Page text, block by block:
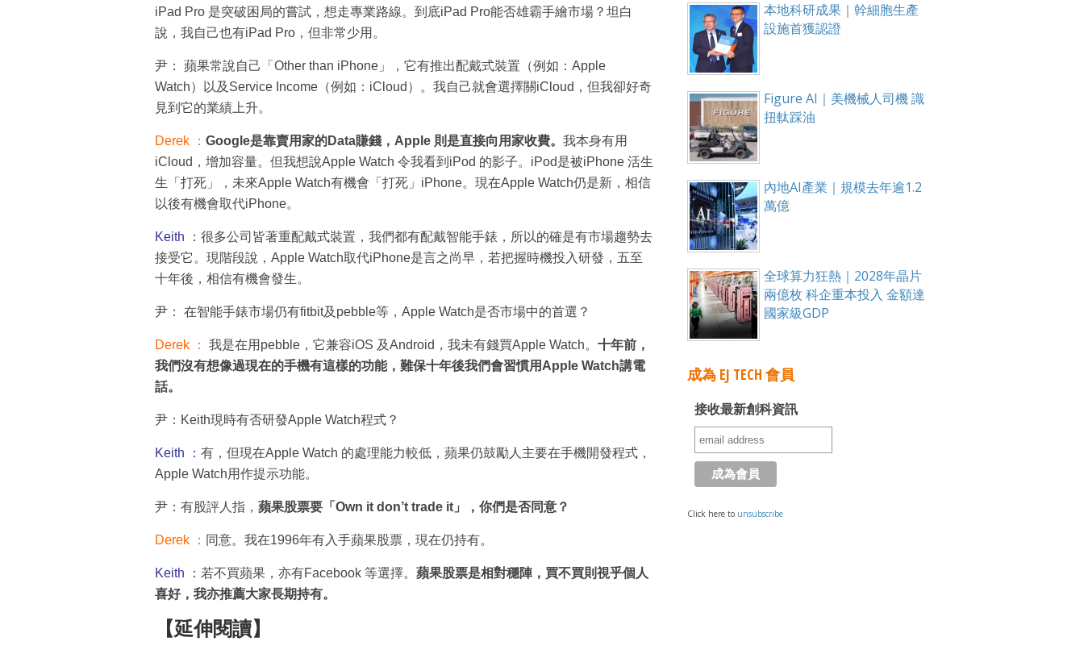
iPad Pro 是突破困局的嘗試，想走專業路線。到底iPad Pro能否雄霸手繪市場？坦白
說，我自己也有iPad Pro，但非常少用。
尹： 蘋果常說自己「Other than iPhone」，它有推出配戴式裝置（例如：Apple
Watch）以及Service Income（例如：iCloud）。我自己就會選擇關iCloud，但我卻好奇
見到它的業績上升。
Derek ： Google是靠賣用家的Data賺錢，Apple 則是直接向用家收費。 我本身有用
iCloud，增加容量。但我想說Apple Watch 令我看到iPod 的影子。iPod是被iPhone 活生
生「打死」，未來Apple Watch有機會「打死」iPhone。現在Apple Watch仍是新，相信
以後有機會取代iPhone。
Keith ： 很多公司皆著重配戴式裝置，我們都有配戴智能手錶，所以的確是有市場趨勢去
接受它。現階段說，Apple Watch取代iPhone是言之尚早，若把握時機投入研發，五至
十年後，相信有機會發生。
尹： 在智能手錶市場仍有fitbit及pebble等，Apple Watch是否市場中的首選？
Derek ： 我是在用pebble，它兼容iOS 及Android，我未有錢買Apple Watch。 十年前，
我們沒有想像過現在的手機有這樣的功能，難保十年後我們會習慣用Apple Watch講電
話。
尹：Keith現時有否研發Apple Watch程式？
Keith ： 有，但現在Apple Watch 的處理能力較低，蘋果仍鼓勵人主要在手機開發程式，
Apple Watch用作提示功能。
尹：有股評人指， 蘋果股票要「Own it don’t trade it」，你們是否同意？
Derek ： 同意。我在1996年有入手蘋果股票，現在仍持有。
Keith ： 若不買蘋果，亦有Facebook 等選擇。 蘋果股票是相對穩陣，買不買則視乎個人
喜好，我亦推薦大家長期持有。
【延伸閱讀】
本地科研成果｜幹細胞生產
設施首獲認證
Figure AI｜美機械人司機 識
扭軚踩油
內地AI產業｜規模去年逾1.2
萬億
全球算力狂熱｜2028年晶片
兩億枚 科企重本投入 金額達
國家級GDP
成為 EJ TECH 會員
接收最新創科資訊
Click here to unsubscribe